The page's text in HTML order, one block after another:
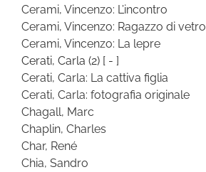
Cerami, Vincenzo: L’incontro
Cerami, Vincenzo: Ragazzo di vetro
Cerami, Vincenzo: La lepre
Cerati, Carla (2) [ - ]
Cerati, Carla: La cattiva figlia
Cerati, Carla: fotografia originale
Chagall, Marc
Chaplin, Charles
Char, René
Chia, Sandro